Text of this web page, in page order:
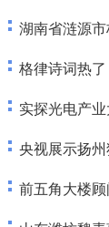
湖南省涟源
格律诗词热
实探光电产
央视展示扬州
前五角大楼顾